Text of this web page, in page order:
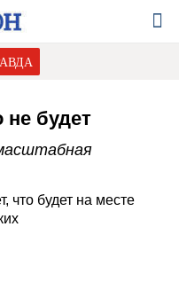
будет
что будет на месте